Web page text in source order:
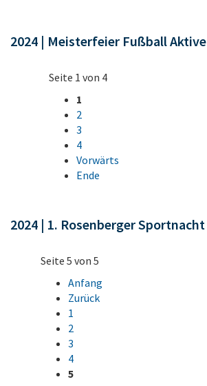
2024 | Meisterfeier Fußball Aktive
Seite 1 von 4
1
2
3
4
Vorwärts
Ende
2024 | 1. Rosenberger Sportnacht
Seite 5 von 5
Anfang
Zurück
1
2
3
4
5